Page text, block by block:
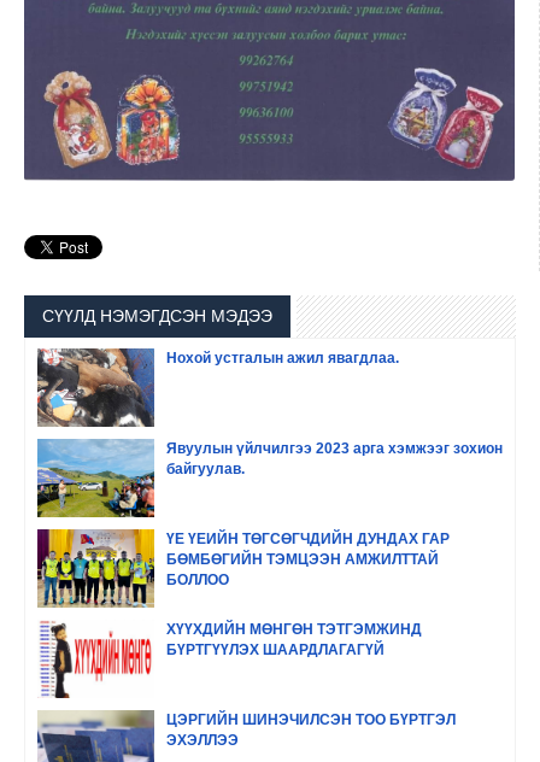
СҮҮЛД НЭМЭГДСЭН МЭДЭЭ
Нохой устгалын ажил явагдлаа.
Явуулын үйлчилгээ 2023 арга хэмжээг зохион
байгуулав.
ҮЕ ҮЕИЙН ТӨГСӨГЧДИЙН ДУНДАХ ГАР
БӨМБӨГИЙН ТЭМЦЭЭН АМЖИЛТТАЙ
БОЛЛОО
ХҮҮХДИЙН МӨНГӨН ТЭТГЭМЖИНД
БҮРТГҮҮЛЭХ ШААРДЛАГАГҮЙ
ЦЭРГИЙН ШИНЭЧИЛСЭН ТОО БҮРТГЭЛ
ЭХЭЛЛЭЭ